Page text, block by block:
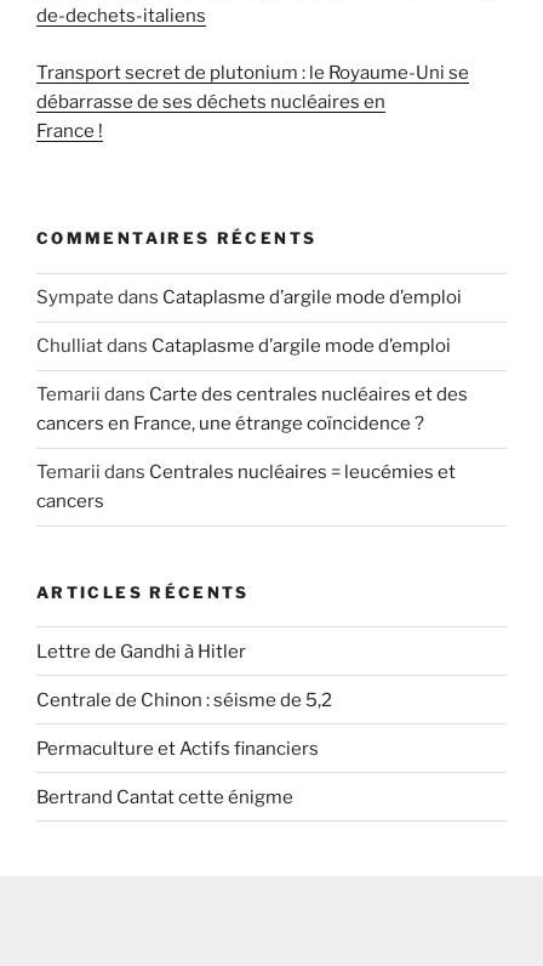
de-dechets-italiens
Transport secret de plutonium : le Royaume-Uni se
débarrasse de ses déchets nucléaires en
France !
COMMENTAIRES RÉCENTS
Sympate dans Cataplasme d’argile mode d’emploi
Chulliatdans Cataplasme d’argile mode d’emploi
Temarii dans Carte des centrales nucléaires et des
cancers en France, une étrange coïncidence ?
Temarii dans Centrales nucléaires = leucémies et
cancers
ARTICLES RÉCENTS
Lettre de Gandhi à Hitler
Centrale de Chinon : séisme de 5,2
Permaculture et Actifs financiers
Bertrand Cantat cette énigme